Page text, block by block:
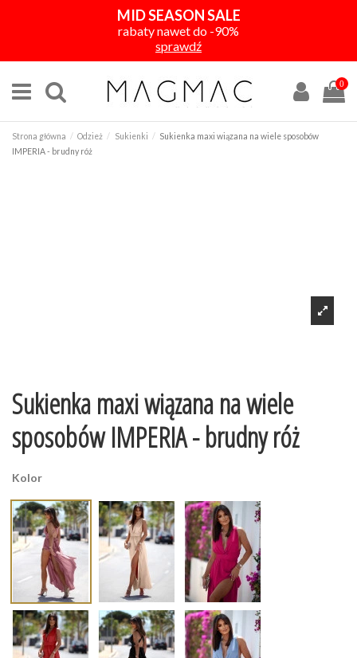
MID SEASON SALE
rabaty nawet do -90%
sprawdź
0
Strona główna Odzież Sukienki
Sukienka maxi wiązana na wiele sposobów
IMPERIA - brudny róż
Sukienka maxi wiązana na wiele
sposobów IMPERIA - brudny róż
Kolor